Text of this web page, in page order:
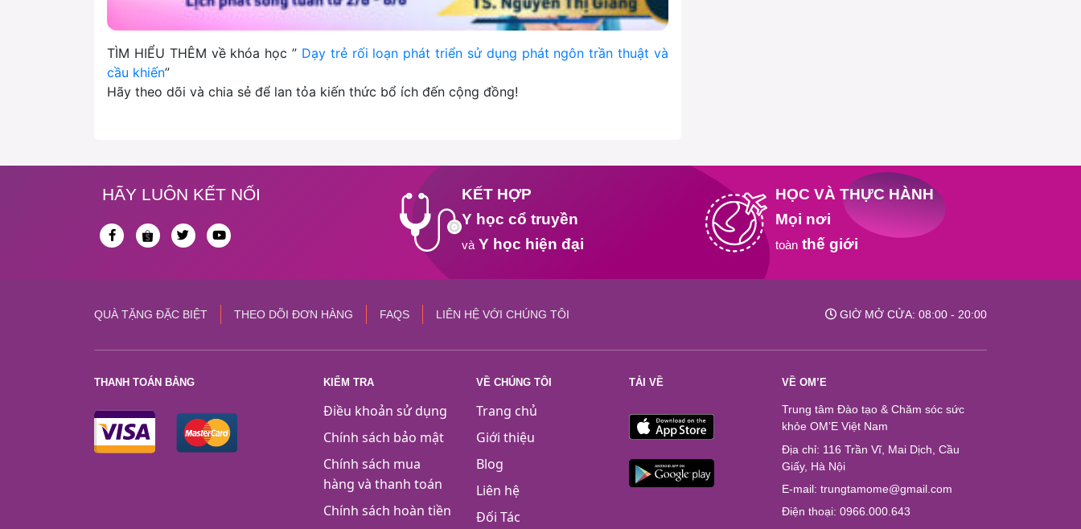
TÌM HIỂU THÊM về khóa học ” Dạy trẻ rối loạn phát triển sử dụng phát ngôn trần thuật và
cầu khiến”
Hãy theo dõi và chia sẻ để lan tỏa kiến thức bổ ích đến cộng đồng!
HÃY LUÔN KẾT NỐI
KẾT HỢP
Y học cổ truyền
vàY học hiện đại
HỌC VÀ THỰC HÀNH
Mọi nơi
toànthế giới
QUÀ TẶNG ĐẶC BIỆT THEO DÕI ĐƠN HÀNG FAQS LIÊN HỆ VỚI CHÚNG TÔI GIỜ MỞ CỬA: 08:00 - 20:00
THANH TOÁN BẰNG KIỂM TRA
Điều khoản sử dụng
Chính sách bảo mật
Chính sách mua
hàng và thanh toán
Chính sách hoàn tiền
VỀ CHÚNG TÔI
Trang chủ
Giới thiệu
Blog
Liên hệ
Đối Tác
TẢI VỀ VỀ OM’E
Trung tâm Đào tạo & Chăm sóc sức
khỏe OM’E Việt Nam
Địa chỉ: 116 Trần Vĩ, Mai Dịch, Cầu
Giấy, Hà Nội
E-mail: trungtamome@gmail.com
Điện thoại: 0966.000.643